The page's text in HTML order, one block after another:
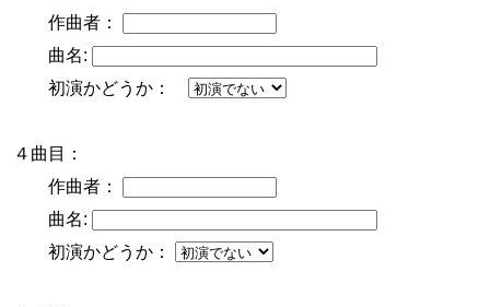
作曲者：
曲名:
初演かどうか：
４曲目：
作曲者：
曲名:
初演かどうか：